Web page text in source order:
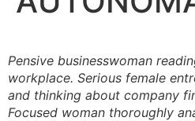
Pensive businesswoman
workplace. Serious female
and thinking about company
Focused woman thoroughly